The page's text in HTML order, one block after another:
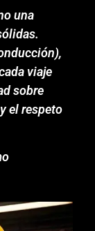
una
viaje
sobre
el respeto